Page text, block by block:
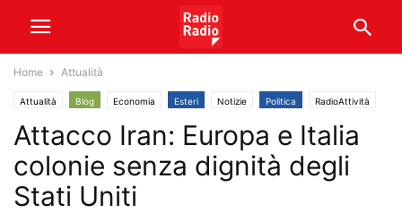
Home Attualità
Attualità Blog Economia Esteri Notizie Politica RadioAttività
Video
Attacco Iran: Europa e Italia
colonie senza dignità degli
Stati Uniti